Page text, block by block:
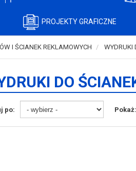
PROJEKTY GRAFICZNE
I ŚCIANEK REKLAMOWYCH WYDRUKI
DO
po: Pokaż: